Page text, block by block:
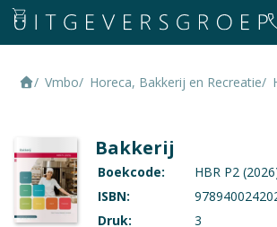
Vmbo Horeca, Bakkerij en Recreatie
Bakkerij
Boekcode:
HBR P2
ISBN:
Druk:
3